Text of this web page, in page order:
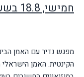
חמישי, 18.8 בשעה 19:30
מפגש נדיר עם האמן
הקינטית. האמן